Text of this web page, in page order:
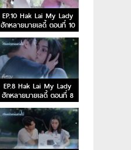
EP.10 Hak Lai My Lady
ฮักหลายมายเลดี้ ตอนที่ 10
EP.8 Hak Lai My Lady
ฮักหลายมายเลดี้ ตอนที่ 8